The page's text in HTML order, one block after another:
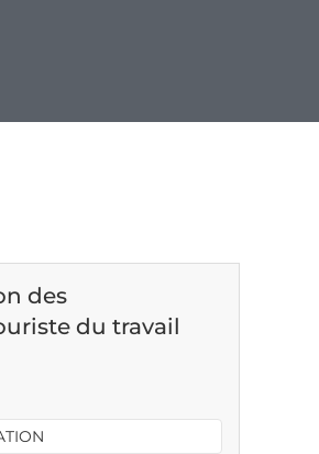
des
du travail